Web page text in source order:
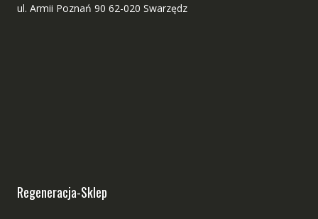
ul. Armii Poznań 90 62-020 Swarzędz
Regeneracja-Sklep